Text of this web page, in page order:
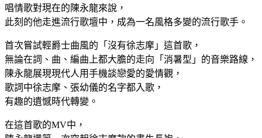
唱情歌對現在的陳永龍來說，
此刻的他走進流行歌壇中，成為一名風格多變的流行歌手。
首次嘗試輕爵士曲風的「沒有徐志摩」這首歌，
無論在詞、曲、編曲上都大膽的走向「消暑型」的音樂路線，
陳永龍展現現代人用手機談戀愛的愛情觀，
歌詞中徐志摩、張幼儀的名字都入歌，
有趣的遺憾時代轉變。
在這首歌的MV中，